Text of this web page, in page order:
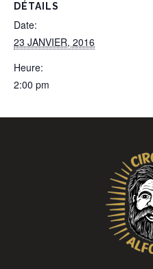
DÉTAILS
Date:
23 JANVIER, 2016
Heure:
2:00 pm